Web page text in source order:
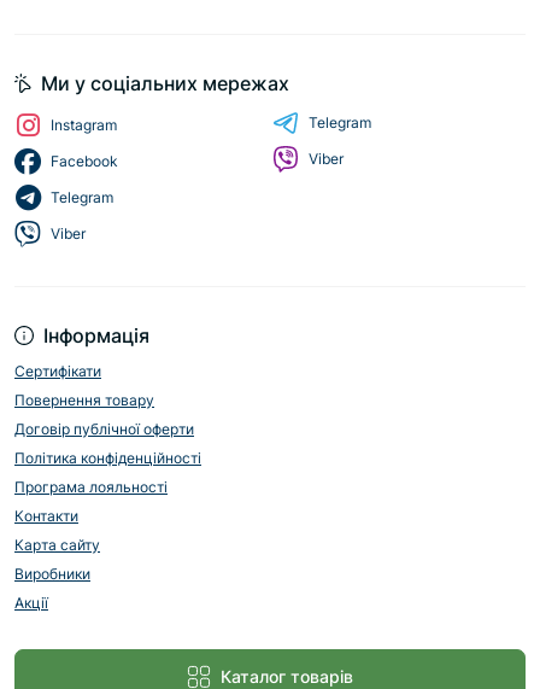
Інформація
Сертифікати
Повернення товару
Договір публічної оферти
Політика конфіденційності
Програма лояльності
Контакти
Карта сайту
Виробники
Акції
Каталог товарів
Ми у соціальних мережах
Instagram
Facebook
Telegram
Viber
Telegram
Viber